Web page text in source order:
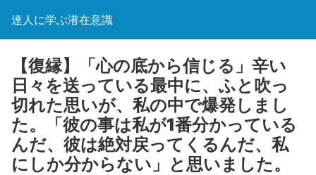
達人に学ぶ潜在意識
【復縁】「心の底から信じる」辛い
日々を送っている最中に、ふと吹っ
切れた思いが、私の中で爆発しまし
た。「彼の事は私が1番分かっている
んだ、彼は絶対戻ってくるんだ、私
にしか分からない」と思いました。